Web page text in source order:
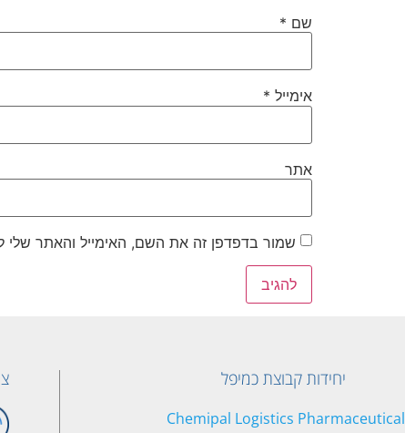
שם *
אימייל *
אתר
שמור בדפדפן זה את השם, האימייל והאתר
יחידות קבוצת כמיפל
Chemipal Logistics Pharmaceutical